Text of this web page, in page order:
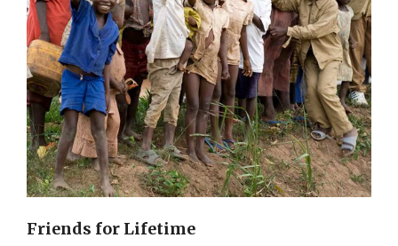
Friends for Lifetime